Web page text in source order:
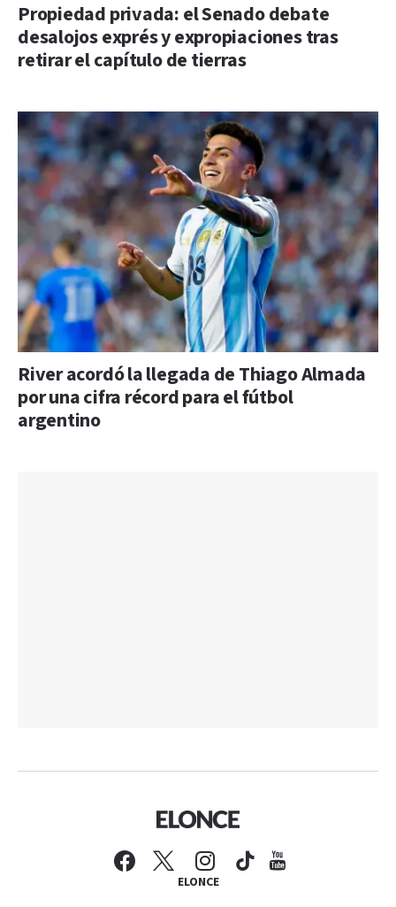
Propiedad privada: el Senado debate
desalojos exprés y expropiaciones tras
retirar el capítulo de tierras
River acordó la llegada de Thiago Almada
por una cifra récord para el fútbol
argentino
ELONCE